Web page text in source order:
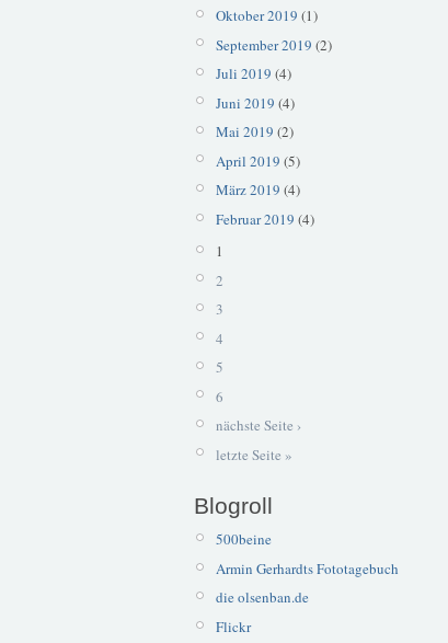
Oktober 2019 (1)
September 2019 (2)
Juli 2019 (4)
Juni 2019 (4)
Mai 2019 (2)
April 2019 (5)
März 2019 (4)
Februar 2019 (4)
1
2
3
4
5
6
nächste Seite ›
letzte Seite »
Blogroll
500beine
Armin Gerhardts Fototagebuch
die olsenban.de
Flickr